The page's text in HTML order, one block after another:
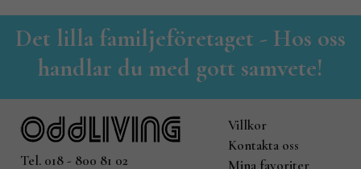
Det lilla familjeföretaget - Hos oss
handlar du med gott samvete!
Tel. 018 - 800 81 02
Villkor
Kontakta oss